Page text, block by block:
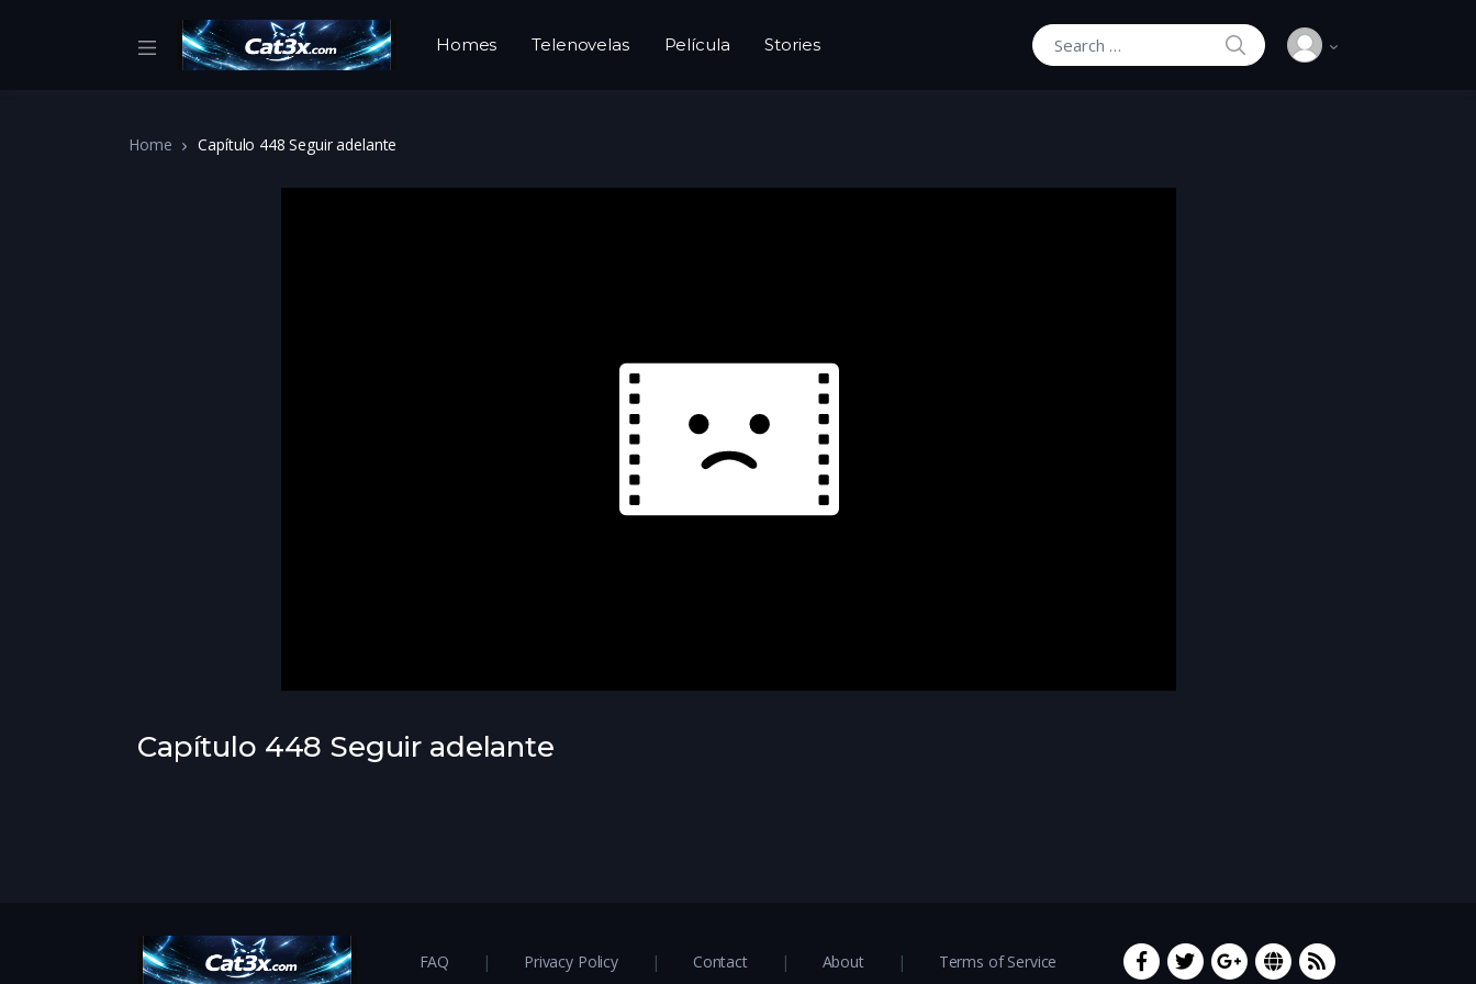
Homes Telenovelas Película Stories
Search for:
SEARCH
Home Capítulo 448 Seguir adelante
Capítulo 448 Seguir adelante
FAQ Privacy Policy Contact About Terms of Service